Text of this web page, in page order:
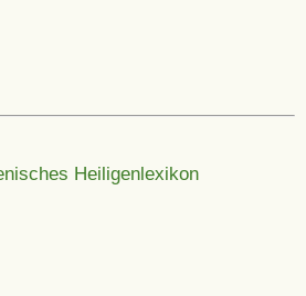
Heiligenlexikon